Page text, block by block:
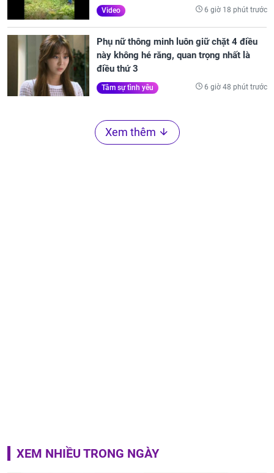
Video 6 giờ 18 phút trước
Phụ nữ thông minh luôn giữ chặt 4 điều
này không hé răng, quan trọng nhất là
điều thứ 3
Tâm sự tình yêu 6 giờ 48 phút trước
Xem thêm
XEM NHIỀU TRONG NGÀY